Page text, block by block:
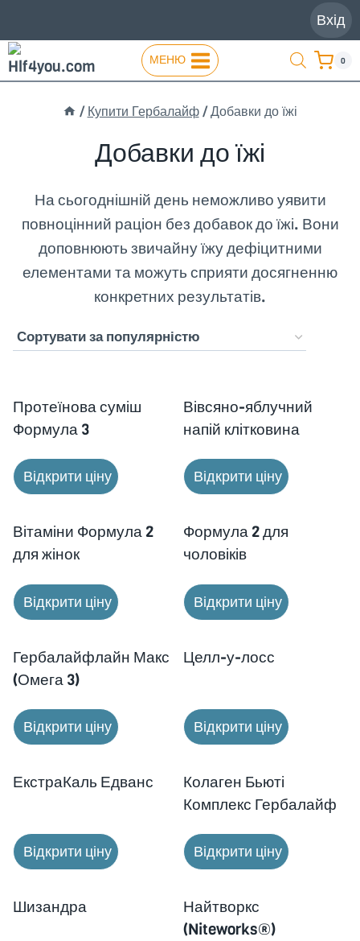
до
вмісту
Вхід
МЕНЮ 0
/ Купити Гербалайф / Добавки до їжі
Добавки до їжі
На сьогоднішній день неможливо уявити
повноцінний раціон без добавок до їжі. Вони
доповнюють звичайну їжу дефіцитними
елементами та можуть сприяти досягненню
конкретних результатів.
Протеїнова суміш
Формула 3
Відкрити ціну
Вівсяно-яблучний
напій клітковина
Відкрити ціну
Вітаміни Формула 2
для жінок
Відкрити ціну
Формула 2 для
чоловіків
Відкрити ціну
Гербалайфлайн Макс
(Омега 3)
Відкрити ціну
Целл-у-лосс
Відкрити ціну
ЕкстраКаль Едванс
Відкрити ціну
Колаген Бьюті
Комплекс Гербалайф
Відкрити ціну
Шизандра
Найтворкс
(Niteworks®)